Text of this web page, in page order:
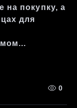
на покупку, а
для
0